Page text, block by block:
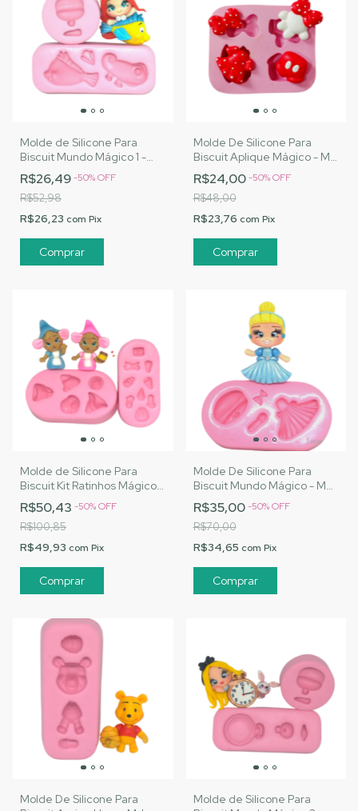
Molde de Silicone Para
Biscuit Mundo Mágico 1 -
MJ Artesanatos |Cód. 1472
R$26,49-50%OFF
R$52,98
R$26,23 com Pix
Molde De Silicone Para
Biscuit Aplique Mágico - MJ
Artesanatos |Cód. 1485
R$24,00-50%OFF
R$48,00
R$23,76 com Pix
Molde de Silicone Para
Biscuit Kit Ratinhos Mágicos
- MJ Artesanatos |Cód. 1471
R$50,43 -50%OFF
R$100,85
R$49,93 com Pix
Molde De Silicone Para
Biscuit Mundo Mágico - MJ
Artesanatos |Cód. 1470
R$35,00-50%OFF
R$70,00
R$34,65 com Pix
Molde De Silicone Para
Molde de Silicone Para